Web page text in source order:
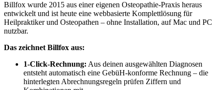
Billfox wurde 2015 aus einer eigenen Osteopathie-Praxis heraus
entwickelt und ist heute eine webbasierte Komplettlösung für
Heilpraktiker und Osteopathen – ohne Installation, auf Mac und PC
nutzbar.
Das zeichnet Billfox aus:
1-Click-Rechnung: Aus deinen ausgewählten Diagnosen
entsteht automatisch eine GebüH-konforme Rechnung – die
hinterlegten Abrechnungsregeln prüfen Ziffern und